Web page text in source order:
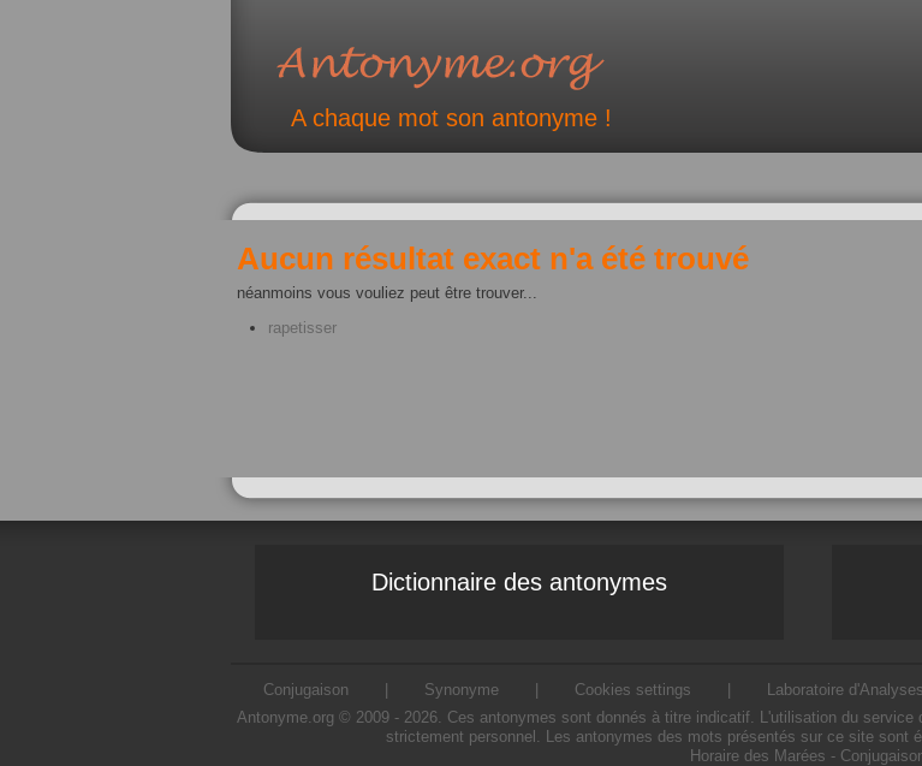
A chaque mot son antonyme !
Aucun résultat exact n'a été trouvé
néanmoins vous vouliez peut être trouver...
rapetisser
Dictionnaire des antonymes
Conjugaison Synonyme Cookies settings Laboratoire
Antonyme.org © 2009 - 2026. Ces antonymes sont donnés à titre indicatif. L'utilisation du
strictement personnel. Les antonymes des mots présentés sur ce site sont
Horaire des Marées -